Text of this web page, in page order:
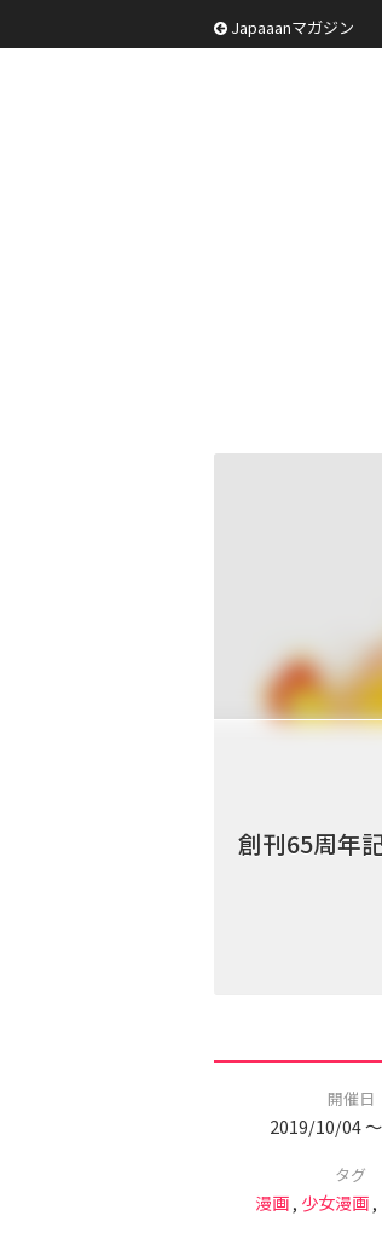
Japaaanマガジン
創刊65周年
開催日
2019/10/04
タグ
漫画, 少女漫画,